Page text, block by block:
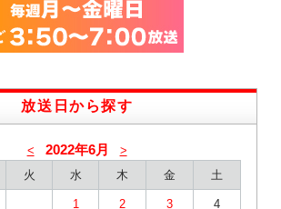
放送日から探す
< 2022年6月
>
火 水 木 金 土
1 2 3 4